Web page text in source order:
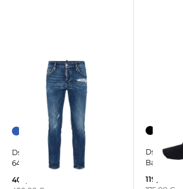
Dsquared2 | Herren Jeans
642 Regular Fit
402,25 €
Dsquared2 | Herren Cap aus
Baumwolle
119,99 €